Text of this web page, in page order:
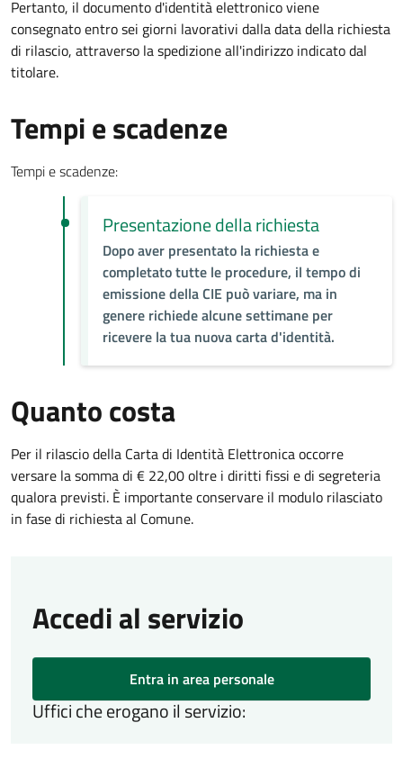
Pertanto, il documento d'identità elettronico viene
consegnato entro sei giorni lavorativi dalla data della richiesta
di rilascio, attraverso la spedizione all'indirizzo indicato dal
titolare.
Tempi e scadenze
Tempi e scadenze:
Presentazione della richiesta
Dopo aver presentato la richiesta e
completato tutte le procedure, il tempo di
emissione della CIE può variare, ma in
genere richiede alcune settimane per
ricevere la tua nuova carta d'identità.
Quanto costa
Per il rilascio della Carta di Identità Elettronica occorre
versare la somma di € 22,00 oltre i diritti fissi e di segreteria
qualora previsti. È importante conservare il modulo rilasciato
in fase di richiesta al Comune.
Accedi al servizio
Entra in area personale
Uffici che erogano il servizio: